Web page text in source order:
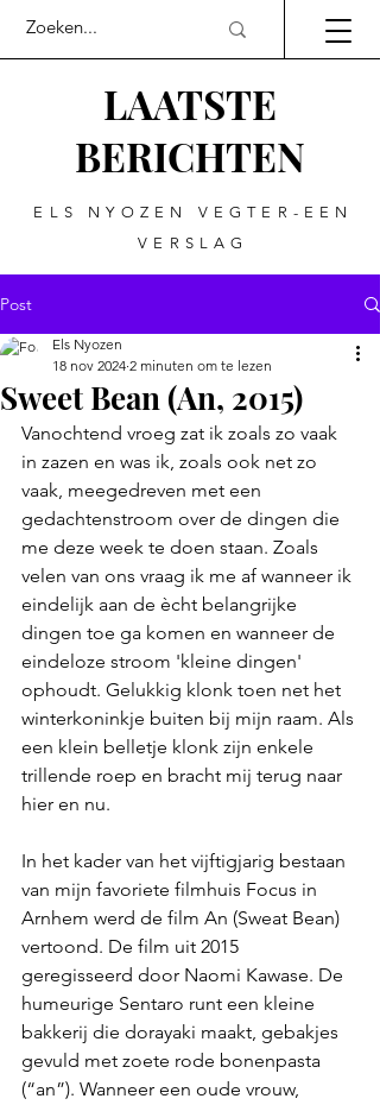
LAATSTE
BERICHTEN
ELS NYOZEN VEGTER-EEN
VERSLAG
Post
Sweet Bean (An, 2015)
Els Nyozen
18 nov 2024 2 minuten om te lezen
Vanochtend vroeg zat ik zoals zo vaak
in zazen en was ik, zoals ook net zo
vaak, meegedreven met een
gedachtenstroom over de dingen die
me deze week te doen staan. Zoals
velen van ons vraag ik me af wanneer ik
eindelijk aan de ècht belangrijke
dingen toe ga komen en wanneer de
eindeloze stroom 'kleine dingen'
ophoudt. Gelukkig klonk toen net het
winterkoninkje buiten bij mijn raam. Als
een klein belletje klonk zijn enkele
trillende roep en bracht mij terug naar
hier en nu.
In het kader van het vijftigjarig bestaan
van mijn favoriete filmhuis Focus in
Arnhem werd de film An (Sweat Bean)
vertoond. De film uit 2015
geregisseerd door Naomi Kawase. De
humeurige Sentaro runt een kleine
bakkerij die dorayaki maakt, gebakjes
gevuld met zoete rode bonenpasta
(“an”). Wanneer een oude vrouw,